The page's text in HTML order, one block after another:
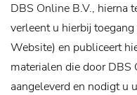
DBS Online B.V., hierna
verleent u hierbij
Website) en publiceert
materialen die door DBS
aangeleverd en nodigt u